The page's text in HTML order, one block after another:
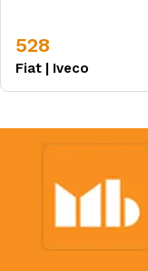
528
Fiat | Iveco